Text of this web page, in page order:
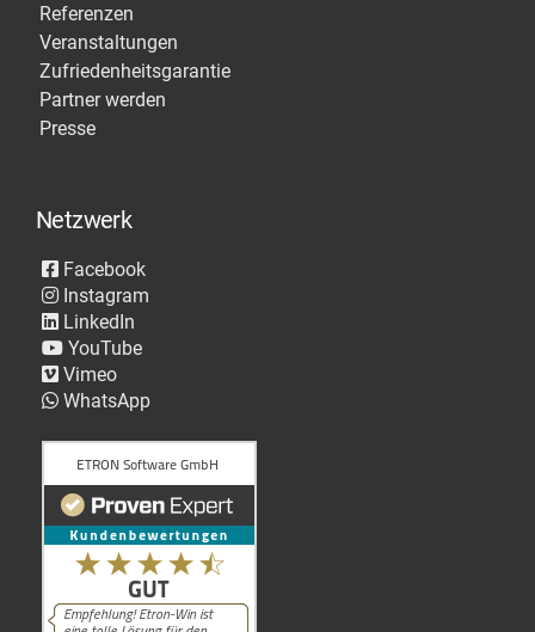
Referenzen
Veranstaltungen
Zufriedenheitsgarantie
Partner werden
Presse
Netzwerk
Facebook
Instagram
LinkedIn
YouTube
Vimeo
WhatsApp